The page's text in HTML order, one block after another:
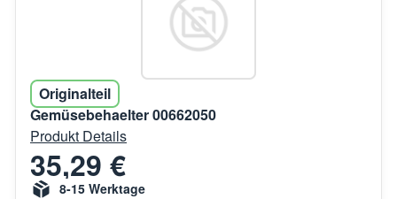
Originalteil
Gemüsebehaelter 00662050
Produkt Details
35,29 €
8-15 Werktage